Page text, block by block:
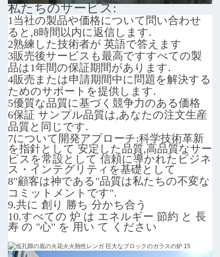
私たちのサービス:
1当社の製品や価格について問い合わせ
ると,8時間以内に返信します.
2熟練した技術者が 英語で答えます
3販売後サービスも最高ですすべての製
品は1年間の保証期間があります.
4販売または申請期間中に問題を解決する
ためのサポートを提供します.
5優質な品質に基づく競争力のある価格
6保証 サンプル品質は,あなたの注文生産
品質と同じです.
7について 開発アプローチ:科学技術革新
を指針として 安定した品質,高品質なサー
ビスを常設として 信頼に導かれたビジネ
ス・インテグリティを基礎として
8"顧客は神である"品質は私たちの不変な
コミットメントです".
9.共に 創り 勝ち 分かち合う
10.すべての 炉 は エネルギー 節約 と 長
寿 の "心" を 用い て ください